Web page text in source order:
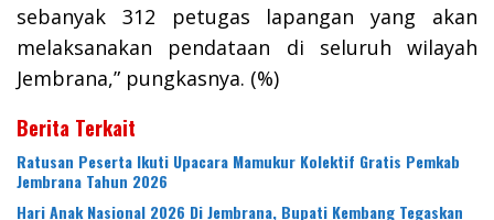
sebanyak 312 petugas lapangan yang akan
melaksanakan pendataan di seluruh wilayah
Jembrana,” pungkasnya. (%)
Berita Terkait
Ratusan Peserta Ikuti Upacara Mamukur Kolektif Gratis Pemkab
Jembrana Tahun 2026
Hari Anak Nasional 2026 Di Jembrana, Bupati Kembang Tegaskan